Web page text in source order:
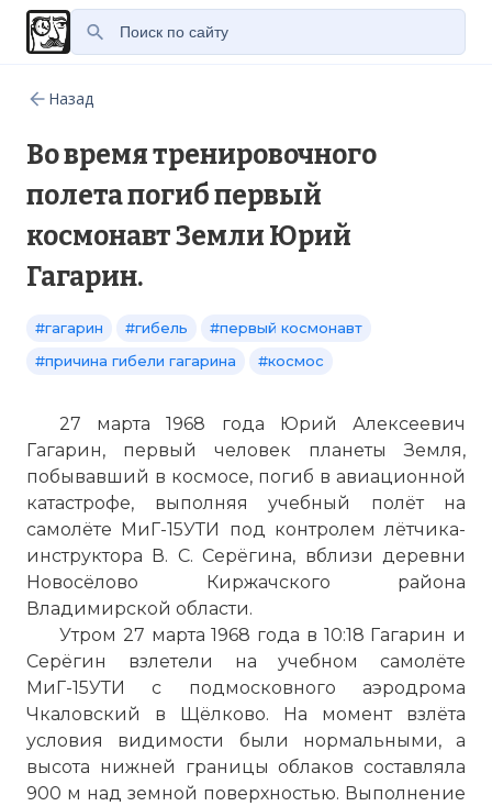
Назад
Во время тренировочного
полета погиб первый
космонавт Земли Юрий
Гагарин.
#гагарин #гибель
#первый космонавт
#причина гибели гагарина
#космос
27 марта 1968 года Юрий Алексеевич
Гагарин, первый человек планеты Земля,
побывавший в космосе, погиб в авиационной
катастрофе, выполняя учебный полёт на
самолёте МиГ-15УТИ под контролем лётчика-
инструктора В. С. Серёгина, вблизи деревни
Новосёлово Киржачского района
Владимирской области.
Утром 27 марта 1968 года в 10:18 Гагарин и
Серёгин взлетели на учебном самолёте
МиГ-15УТИ с подмосковного аэродрома
Чкаловский в Щёлково. На момент взлёта
условия видимости были нормальными, а
высота нижней границы облаков составляла
900 м над земной поверхностью. Выполнение